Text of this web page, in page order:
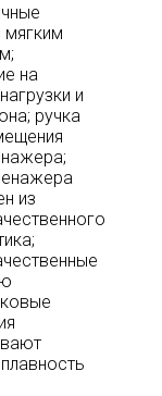
мягким
на
и
ручка
из